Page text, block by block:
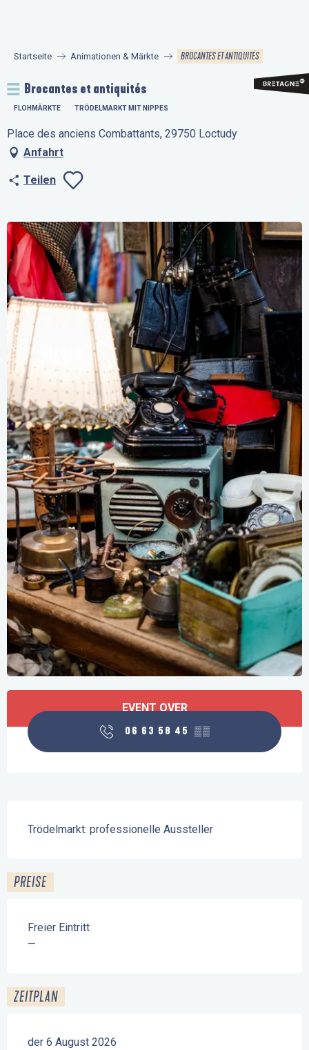
principal
Startseite Animationen & Märkte BROCANTES ET ANTIQUITÉS
Brocantes et antiquités
FLOHMÄRKTE TRÖDELMARKT MIT NIPPES
Place des anciens Combattants, 29750 Loctudy
Anfahrt
Teilen
Öffnungszeiten & Kontaktdaten
EVENT OVER
06 63 58 45 ▒▒
Trödelmarkt: professionelle Aussteller
PREISE
Freier Eintritt
—
ZEITPLAN
der 6 August 2026